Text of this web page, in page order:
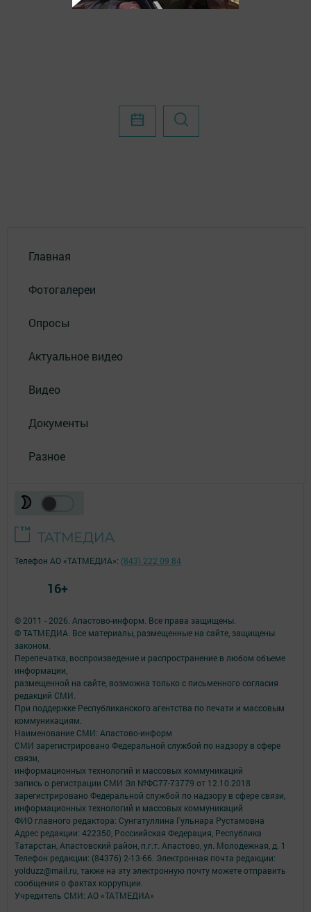
Главная
Фотогалереи
Опросы
Актуальное видео
Видео
Документы
Разное
© 2011 - 2026. Апастово-информ. Все права защищены.
© ТАТМЕДИА. Все материалы, размещенные на сайте, защищены
законом.
Перепечатка, воспроизведение и распространение в любом объеме
информации,
размещенной на сайте, возможна только с письменного согласия
редакций СМИ.
При поддержке Республиканского агентства по печати и массовым
коммуникациям.
Наименование СМИ: Апастово-информ
СМИ зарегистрировано Федеральной службой по надзору в сфере
связи,
информационных технологий и массовых коммуникаций
запись о регистрации СМИ Эл №ФС77-73779 от 12.10.2018
зарегистрировано Федеральной службой по надзору в сфере связи,
информационных технологий и массовых коммуникаций
ФИО главного редактора: Сунгатуллина Гульнара Рустамовна
Адрес редакции: 422350, Россиийская Федерация, Республика
Татарстан, Апастовский район, п.г.т. Апастово, ул. Молодежная, д. 1
Телефон редакции: (84376) 2-13-66. Электронная почта редакции:
yolduzz@mail.ru, также на эту электронную почту можете отправить
сообщения о фактах коррупции.
Учредитель СМИ: АО «ТАТМЕДИА»
Телефон АО «ТАТМЕДИА»: (843) 222 09 84
16+